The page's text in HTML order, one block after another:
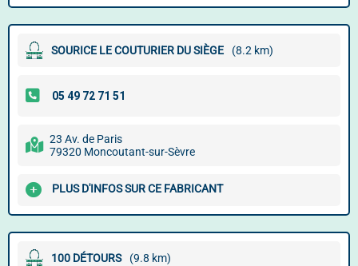
SOURICE LE COUTURIER DU SIÈGE (8.2 km)
23 Av. de Paris
79320 Moncoutant-sur-Sèvre
PLUS D'INFOS SUR CE FABRICANT
100 DÉTOURS (9.8 km)